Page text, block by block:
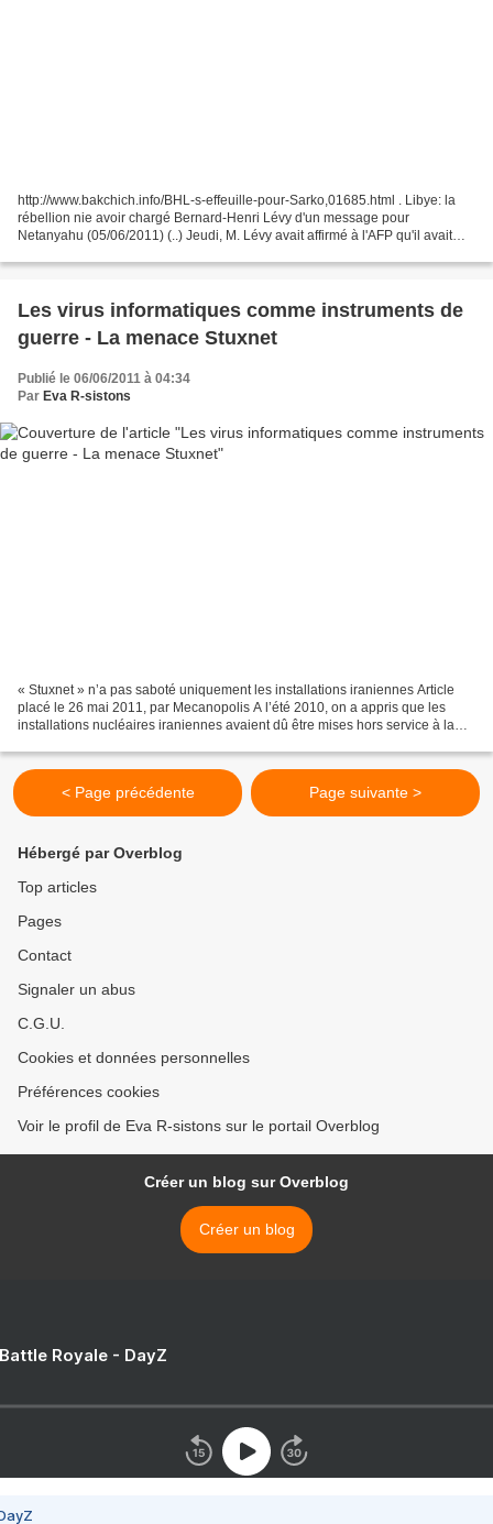
http://www.bakchich.info/BHL-s-effeuille-pour-Sarko,01685.html . Libye: la
rébellion nie avoir chargé Bernard-Henri Lévy d'un message pour
Netanyahu (05/06/2011) (..) Jeudi, M. Lévy avait affirmé à l'AFP qu'il avait
Les virus informatiques comme instruments de
guerre - La menace Stuxnet
Publié le 06/06/2011 à 04:34
Par Eva R-sistons
« Stuxnet » n’a pas saboté uniquement les installations iraniennes Article
placé le 26 mai 2011, par Mecanopolis A l’été 2010, on a appris que les
installations nucléaires iraniennes avaient dû être mises hors service à la
< Page précédente Page suivante >
Hébergé par Overblog
Top articles
Pages
Contact
Signaler un abus
C.G.U.
Cookies et données personnelles
Préférences cookies
Voir le profil de Eva R-sistons sur le portail Overblog
Créer un blog sur Overblog
Créer un blog
Royale - DayZ